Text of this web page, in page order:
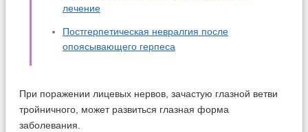
лечение
Постгерпетическая невралгия после
опоясывающего герпеса
При поражении лицевых нервов, зачастую глазной ветви
тройничного, может развиться глазная форма
заболевания.